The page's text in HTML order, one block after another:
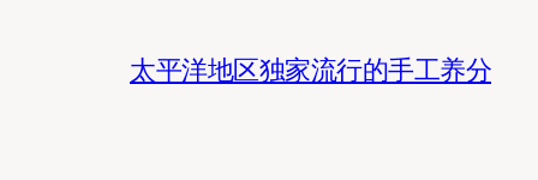
太平洋地区独家流行的手工养分